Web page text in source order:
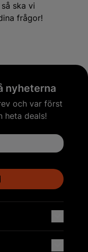
ska vi
frågor!
nyheterna
och var först
heta deals!